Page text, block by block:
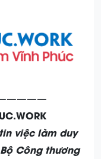
việc làm duy
Công thương